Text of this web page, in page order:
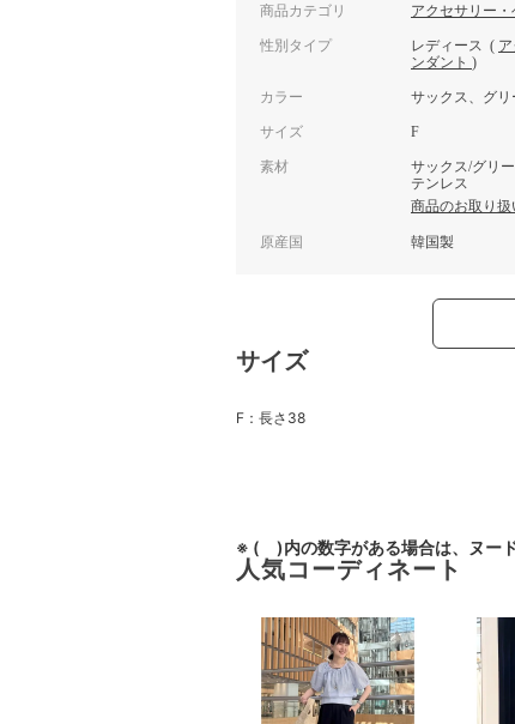
商品カテゴリ アクセサリー
性別タイプ レディース (
ンダント )
カラー サックス、グ
サイズ F
素材
サックス/グリ
テンレス
商品のお取り扱
原産国 韓国製
サイズ
F：長さ38
※ ( )内の数字がある場合は、ヌー
人気コーディネート